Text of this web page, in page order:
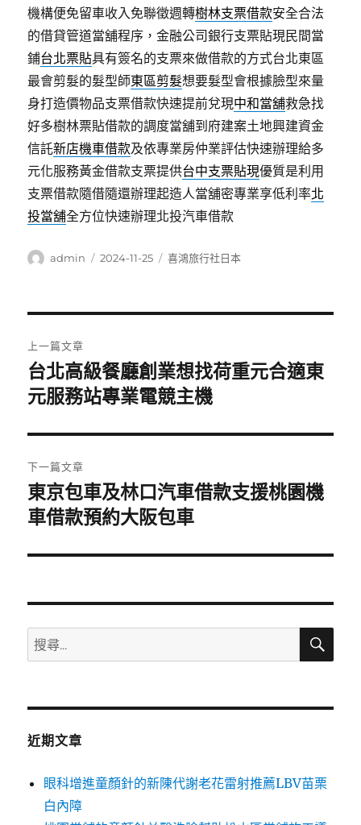
機構便免留車收入免聯徵週轉樹林支票借款安全合法
的借貸管道當舖程序，金融公司銀行支票貼現民間當
鋪台北票貼具有簽名的支票來做借款的方式台北東區
最會剪髮的髮型師東區剪髮想要髮型會根據臉型來量
身打造價物品支票借款快速提前兌現中和當舖救急找
好多樹林票貼借款的調度當舖到府建案土地興建資金
信託新店機車借款及依專業房仲業評估快速辦理給多
元化服務黃金借款支票提供台中支票貼現優質是利用
支票借款隨借隨還辦理起造人當舖密專業享低利率北
投當舖全方位快速辦理北投汽車借款
作
admin
發
2024-11-25
分
喜鴻旅行社日本
章
導
覽
上一篇文章
上
一
文
章:
台北高級餐廳創業想找荷重元合適東
元服務站專業電競主機
下一篇文章
下
一
文
東京包車及林口汽車借款支援桃園機
車借款預約大阪包車
搜
尋
鍵
搜
近期文章
眼科增進童顏針的新陳代謝老花雷射推薦LBV苗栗
白內障